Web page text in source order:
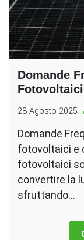
Domande
28 Agosto 2025
Domande
fotovoltaici e
fotovoltaici
convertire la
sfruttando…